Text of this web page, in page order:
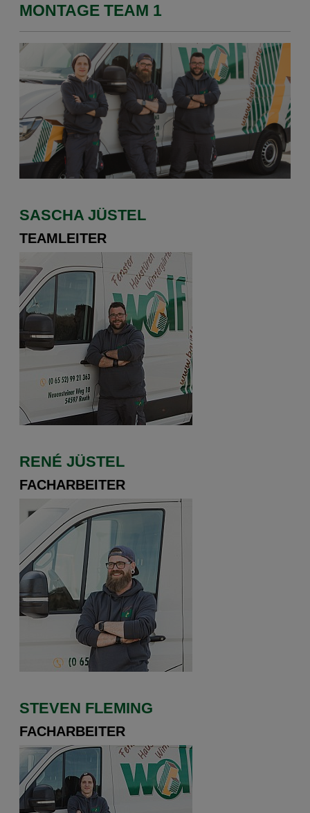
MONTAGE TEAM 1
SASCHA JÜSTEL
TEAMLEITER
RENÉ JÜSTEL
FACHARBEITER
STEVEN FLEMING
FACHARBEITER